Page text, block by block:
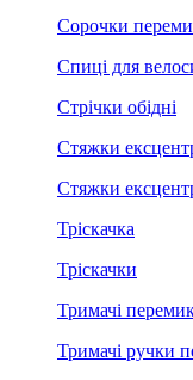
Сорочки
Спиці для
Стрічки обідні
Стяжки
Стяжки
Тріскачка
Тріскачки
Тримачі
Тримачі ручки